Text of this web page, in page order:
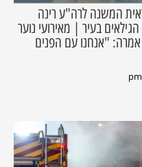
המשנה לרה"ע רינה
בעיר | מאירועי נוער
אמרה: "אנחנו עם הפנים